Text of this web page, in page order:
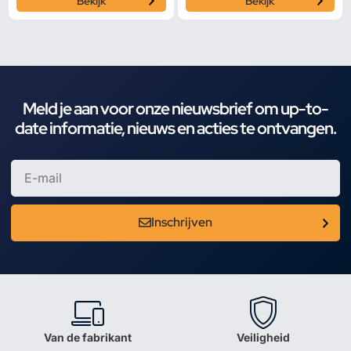
Meld je aan voor onze nieuwsbrief om up-to-
date informatie, nieuws en acties te ontvangen.
Inschrijven
Van de fabrikant Veiligheid